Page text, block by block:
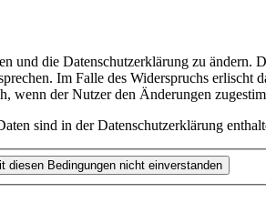
und die Datenschutzerklärung zu
Im Falle des Widerspruchs
wenn der Nutzer den Änderungen
sind in der Datenschutzerklärung